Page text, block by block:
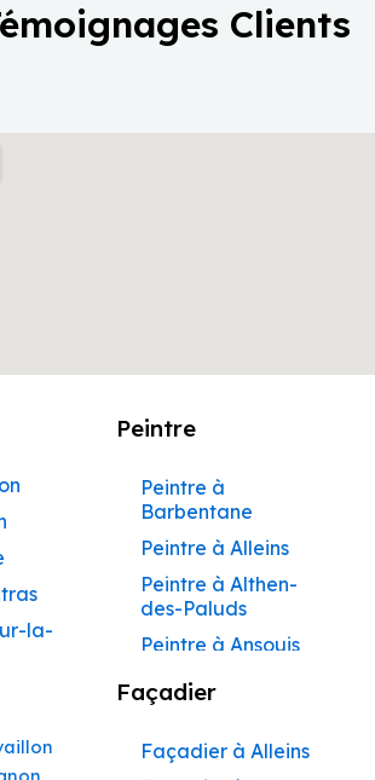
Clients
la-
Peintre
Peintre à
Barbentane
Peintre à Alleins
Peintre à Althen-
des-Paluds
Peintre à Ansouis
Peintre à Apt
Peintre à Aurons
Façadier
Façadier à Alleins